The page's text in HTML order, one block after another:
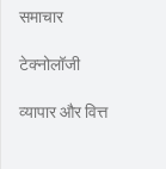
समाचार
टेक्नोलॉजी
व्यापार और वित्त